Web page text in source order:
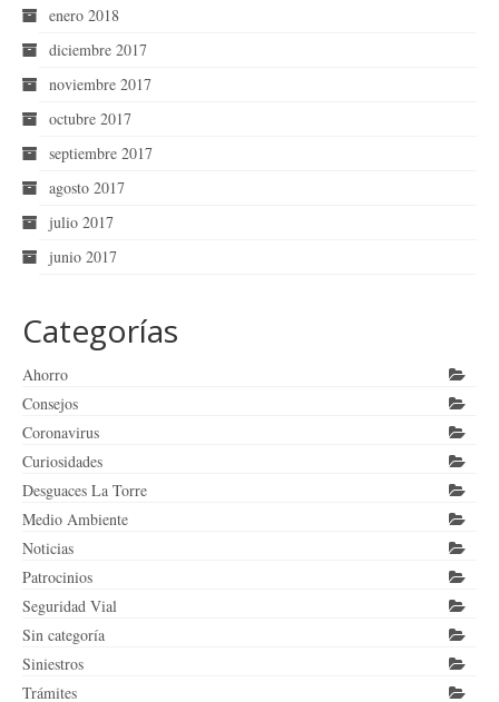
enero 2018
diciembre 2017
noviembre 2017
octubre 2017
septiembre 2017
agosto 2017
julio 2017
junio 2017
Categorías
Ahorro
Consejos
Coronavirus
Curiosidades
Desguaces La Torre
Medio Ambiente
Noticias
Patrocinios
Seguridad Vial
Sin categoría
Siniestros
Trámites